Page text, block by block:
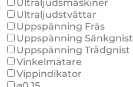
Ultraljudsmaskiner
Ultraljudstvättar
Uppspänning Fräs
Uppspänning Sänkgnist
Uppspänning Trådgnist
Vinkelmätare
Vippindikator